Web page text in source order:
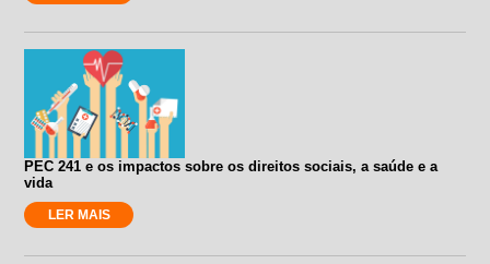
PEC 241 e os impactos sobre os direitos sociais, a saúde e a
vida
LER MAIS